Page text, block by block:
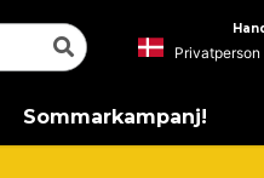
Sommarkampanj!